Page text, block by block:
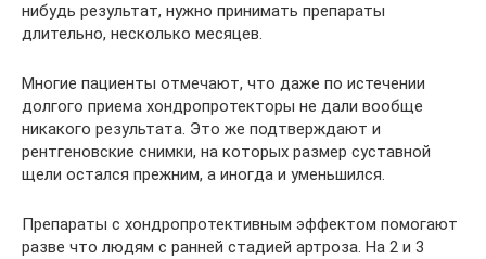
нибудь результат, нужно принимать препараты
длительно, несколько месяцев.
Многие пациенты отмечают, что даже по истечении
долгого приема хондропротекторы не дали вообще
никакого результата. Это же подтверждают и
рентгеновские снимки, на которых размер суставной
щели остался прежним, а иногда и уменьшился.
Препараты с хондропротективным эффектом помогают
разве что людям с ранней стадией артроза. На 2 и 3